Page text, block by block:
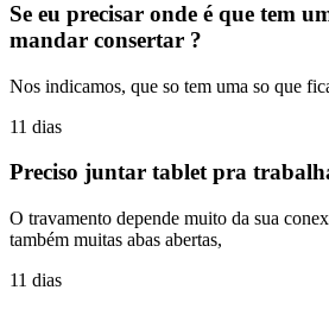
Se eu precisar onde é que tem
mandar consertar ?
Nos indicamos, que so tem uma so que
11 dias
Preciso juntar tablet pra
O travamento depende muito da sua
também muitas abas abertas,
11 dias